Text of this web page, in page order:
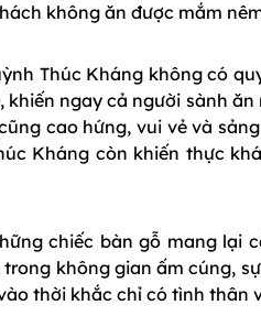
không ăn được mắm
Thúc Kháng không có
ngay cả người sành
cao hứng, vui vẻ và
Kháng còn khiến thực
chiếc bàn gỗ mang lại
không gian ấm cúng,
thời khắc chỉ có tình thân